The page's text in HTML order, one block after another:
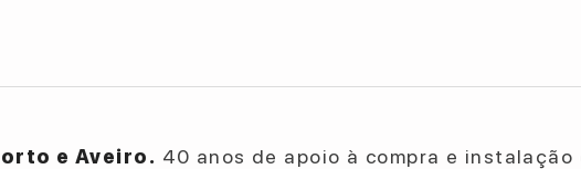
e Aveiro. 40 anos de apoio à compra e instalação